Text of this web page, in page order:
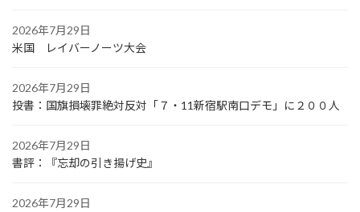
2026年7月29日
米国 レイバーノーツ大会
2026年7月29日
投書：国旗損壊罪絶対反対「７・11新宿駅南口デモ」に２００人
2026年7月29日
書評：『忘却の引き揚げ史』
2026年7月29日